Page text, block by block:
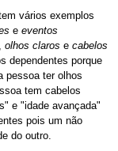
vários exemplos
e eventos
olhos claros e cabelos
dependentes porque
pessoa ter olhos
tem cabelos
e "idade avançada"
pois um não
do outro.